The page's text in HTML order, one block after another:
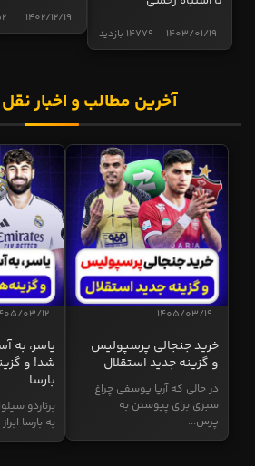
14779 بازدید 1403/01/19
1402/12/19
آخرین مطالب و اخبار نقل
1405/03/19
خرید جنجالی پرسپولیس
و گزینه جدید استقلال
در حالی که آریا یوسفی چراغ
سبزی برای پیوستن به
پرس...
03/12
یاسر، به
شد! و
بارسا
برناردو
به بارسا